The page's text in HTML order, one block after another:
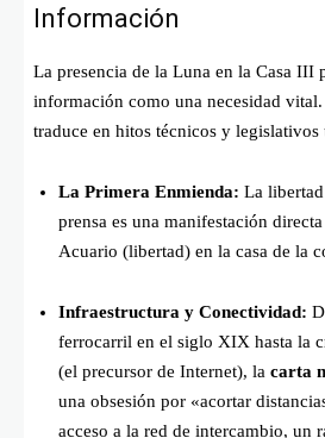
Información
La presencia de la Luna en la Casa III
información como una necesidad
traduce en hitos técnicos y legislativos
La Primera Enmienda: La
prensa es una manifestación
Acuario (libertad) en la casa de la
Infraestructura y Conectividad:
ferrocarril en el siglo XIX hasta la
(el precursor de Internet), la carta
una obsesión por «acortar
acceso a la red de intercambio, un